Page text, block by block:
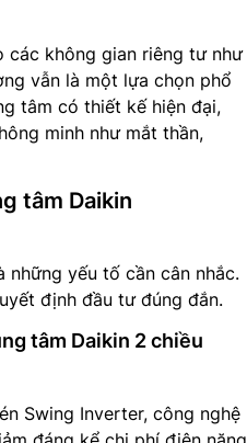
các không gian riêng tư như
vẫn là một lựa chọn phổ
tâm có thiết kế hiện đại,
minh như mắt thần,
tâm Daikin
yếu tố cần cân nhắc.
định đầu tư đúng đắn.
tâm Daikin 2 chiều
Swing Inverter, công nghệ